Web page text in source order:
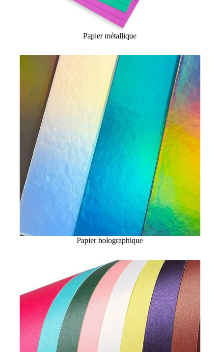
Papier métallique
Papier holographique